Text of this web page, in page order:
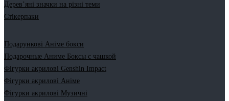
Дерев’яні значки на різні теми
Стікерпаки
Подарункові Аніме бокси
Подарочные Аниме Боксы с чашкой
Фігурки акрилові Genshin Impact
Фігурки акрилові Аніме
Фігурки акрилові Музичні